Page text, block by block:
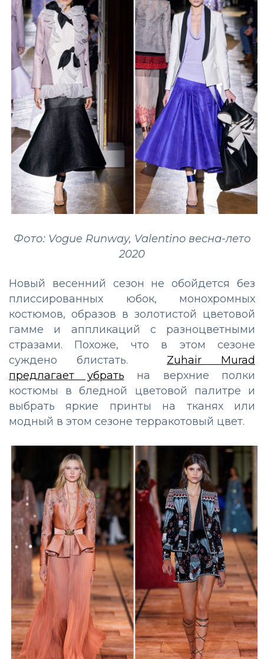
Фото: Vogue Runway, Valentino весна-лето
2020
Новый весенний сезон не обойдется без
плиссированных юбок, монохромных
костюмов, образов в золотистой цветовой
гамме и аппликаций с разноцветными
стразами. Похоже, что в этом сезоне
суждено блистать. Zuhair Murad
предлагает убрать
на верхние полки
костюмы в бледной цветовой палитре и
выбрать яркие принты на тканях или
модный в этом сезоне терракотовый цвет.